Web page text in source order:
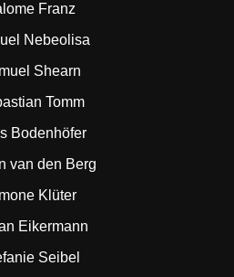
Franz
Nebeolisa
Shearn
Tomm
Bodenhöfer
van den Berg
Klüter
Eikermann
Seibel